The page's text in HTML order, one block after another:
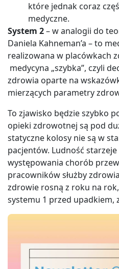
które jednak coraz
medyczne.
System 2– w analogii do
Daniela Kahneman’a – to
realizowana w placówkach
medycyna „szybka”, czyli
zdrowia oparte na
mierzących parametry
To zjawisko będzie szybko
opieki zdrowotnej są pod
statyczne kolosy nie są w
pacjentów. Ludność
występowania chorób
pracowników służby
zdrowie rosną z roku na
systemu 1 przed upadkiem,